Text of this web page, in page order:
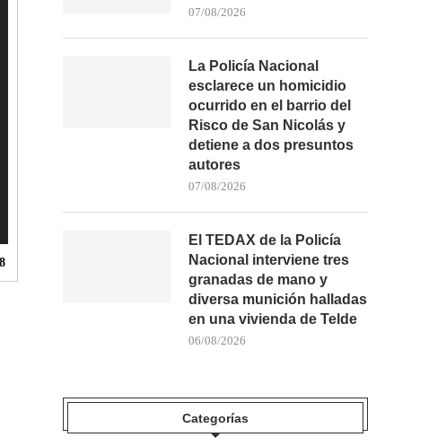
07/08/2026
La Policía Nacional
esclarece un homicidio
ocurrido en el barrio del
Risco de San Nicolás y
detiene a dos presuntos
autores
07/08/2026
El TEDAX de la Policía
Nacional interviene tres
granadas de mano y
diversa munición halladas
en una vivienda de Telde
06/08/2026
Categorías